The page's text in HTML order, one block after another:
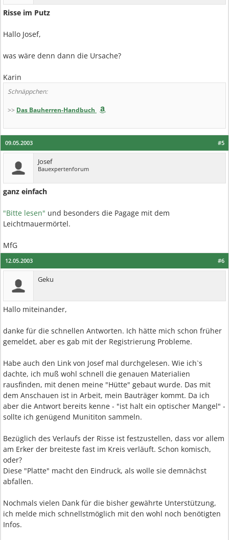
Risse im Putz
Hallo Josef,
was wäre denn dann die Ursache?
Karin
Schnäppchen:
>> Das Bauherren-Handbuch
#5
09.05.2003
Josef
Bauexpertenforum
ganz einfach
"Bitte lesen" und besonders die Pagage mit dem
Leichtmauermörtel.
MfG
#6
12.05.2003
Geku
Hallo miteinander,
danke für die schnellen Antworten. Ich hätte mich schon früher
gemeldet, aber es gab mit der Registrierung Probleme.
Habe auch den Link von Josef mal durchgelesen. Wie ich`s
dachte, ich muß wohl schnell die genauen Materialien
rausfinden, mit denen meine "Hütte" gebaut wurde. Das mit
dem Anschauen ist in Arbeit, mein Bauträger kommt. Da ich
aber die Antwort bereits kenne - "ist halt ein optischer Mangel" -
sollte ich genügend Munititon sammeln.
Bezüglich des Verlaufs der Risse ist festzustellen, dass vor allem
am Erker der breiteste fast im Kreis verläuft. Schon komisch,
oder?
Diese "Platte" macht den Eindruck, als wolle sie demnächst
abfallen.
Nochmals vielen Dank für die bisher gewährte Unterstützung,
ich melde mich schnellstmöglich mit den wohl noch benötigten
Infos.